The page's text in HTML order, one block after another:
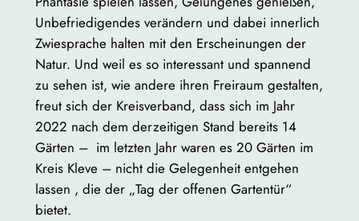
Unbefriedigendes verändern und dabei innerlich
Zwiesprache halten mit den Erscheinungen der
Natur. Und weil es so interessant und spannend
zu sehen ist, wie andere ihren Freiraum gestalten,
freut sich der Kreisverband, dass sich im Jahr
2022 nach dem derzeitigen Stand bereits 14
Gärten – im letzten Jahr waren es 20 Gärten im
Kreis Kleve – nicht die Gelegenheit entgehen
lassen , die der „Tag der offenen Gartentür“
bietet.